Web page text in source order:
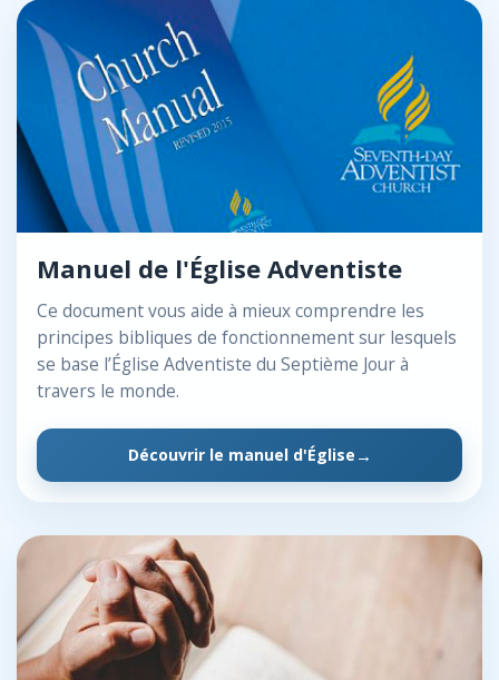
Manuel de l'Église Adventiste
Ce document vous aide à mieux comprendre les
principes bibliques de fonctionnement sur lesquels
se base l’Église Adventiste du Septième Jour à
travers le monde.
Découvrir le manuel d'Église